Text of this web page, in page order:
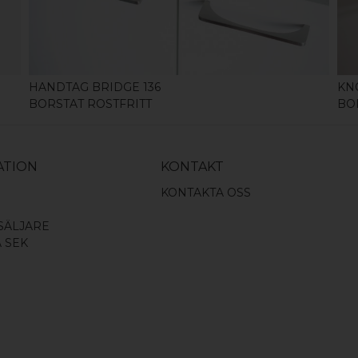
HANDTAG BRIDGE 136
BORSTAT ROSTFRITT
SEK
KONTAKT
KONTAKTA OSS